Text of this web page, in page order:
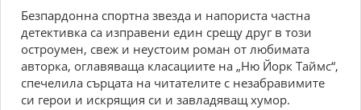
Безпардонна спортна звезда и напориста частна
детективка са изправени един срещу друг в този
остроумен, свеж и неустоим роман от любимата
авторка, оглавяваща класациите на „Ню Йорк Таймс“,
спечелила сърцата на читателите с незабравимите
си герои и искрящия си и завладяващ хумор.